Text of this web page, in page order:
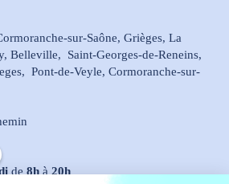
sur-Saône, Grièges, La
Belleville, Saint-Georges-de-Reneins,
Pont-de-Veyle, Cormoranche-sur-
de 8h à 20h